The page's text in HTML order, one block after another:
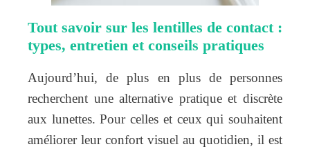
Tout savoir sur les lentilles de contact :
types, entretien et conseils pratiques
Aujourd’hui, de plus en plus de personnes
recherchent une alternative pratique et discrète
aux lunettes. Pour celles et ceux qui souhaitent
améliorer leur confort visuel au quotidien, il est